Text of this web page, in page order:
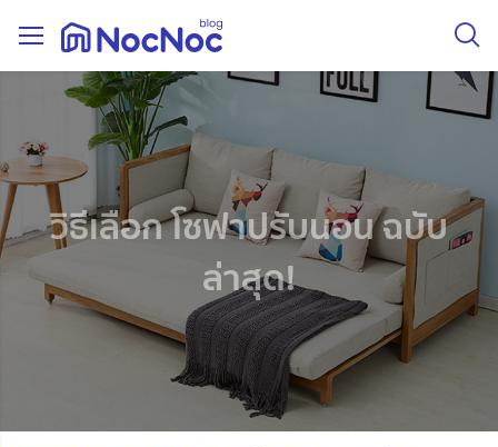
วิธีเลือก โซฟาปรับนอน ฉบับ
ล่าสุด!